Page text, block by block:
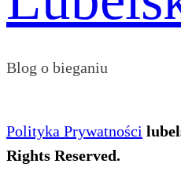
Blog o bieganiu
Polityka Prywatności
Rights Reserved.